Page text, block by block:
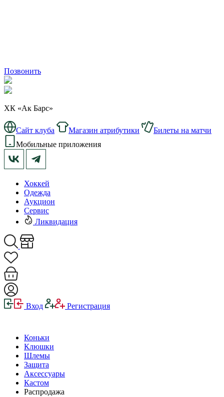
Позвонить
ХК «Ак Барс»
Сайт клуба Магазин атрибутики
Билеты на матчи
Мобильные приложения
Хоккей
Одежда
Аукцион
Сервис
Ликвидация
Вход Регистрация
Коньки
Клюшки
Шлемы
Защита
Аксессуары
Кастом
Распродажа